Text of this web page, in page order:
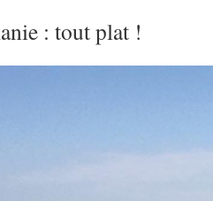
: tout plat !